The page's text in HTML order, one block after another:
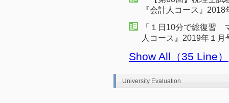
『会計人コース』
「１日10分で総復習
人コース』2019年１
Show All（35 Line）
University Evaluation